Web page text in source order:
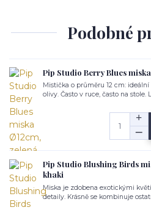
Podobné
Pip Studio Berry Blues
Mistička o průměru 12 cm: ideální
olivy. Často v ruce, často na stole.
Pip Studio Blushing Birds
khaki
Miska je zdobena exotickými
detaily. Krásně se kombinuje